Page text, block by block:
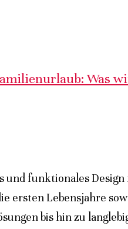
Was
und funktionales
ersten Lebensjahre
bis hin zu